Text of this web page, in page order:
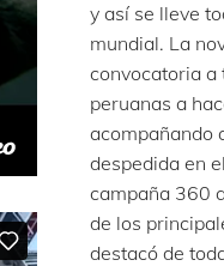
y así se lleve
mundial. La
convocatoria a
peruanas a
acompañando
despedida en
campaña 360
de los
destacó de